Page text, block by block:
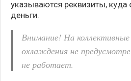
указываются реквизиты, куда
деньги.
Внимание! На
охлаждения не
не работает.